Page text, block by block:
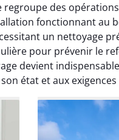
regroupe des
fonctionnant au
un nettoyage
pour prévenir le
devient
état et aux